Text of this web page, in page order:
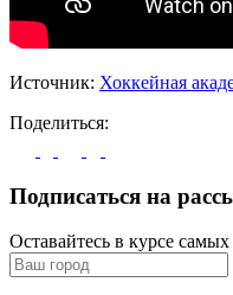
Источник: Хоккейная
Поделиться:
Подписаться на
Оставайтесь в курсе